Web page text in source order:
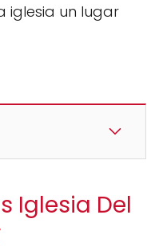
iglesia un lugar
Iglesia Del